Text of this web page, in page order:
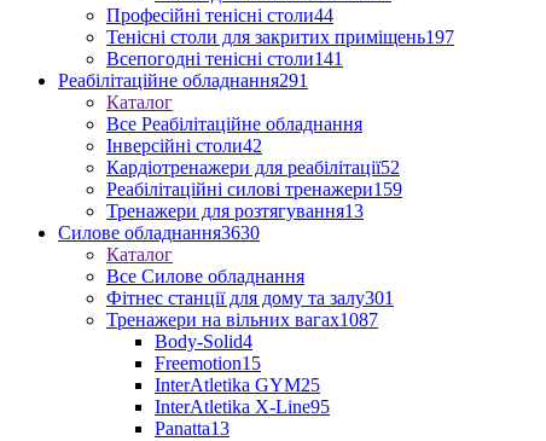
Професійні тенісні столи44
Тенісні столи для закритих приміщень197
Всепогодні тенісні столи141
Реабілітаційне обладнання291
Каталог
Все Реабілітаційне обладнання
Інверсійні столи42
Кардіотренажери для реабілітації52
Реабілітаційні силові тренажери159
Тренажери для розтягування13
Силове обладнання3630
Каталог
Все Силове обладнання
Фітнес станції для дому та залу301
Тренажери на вільних вагах1087
Body-Solid4
Freemotion15
InterAtletika GYM25
InterAtletika X-Line95
Panatta13